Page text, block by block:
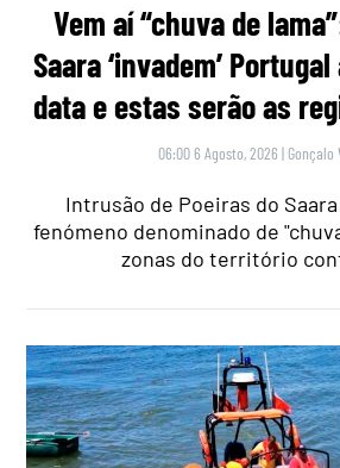
Vem aí “chuva de
Saara ‘invadem’
data e estas serão as
06:00 6 Agosto, 2026 | Gonçalo
Intrusão de Poeiras do
fenómeno denominado de
zonas do território